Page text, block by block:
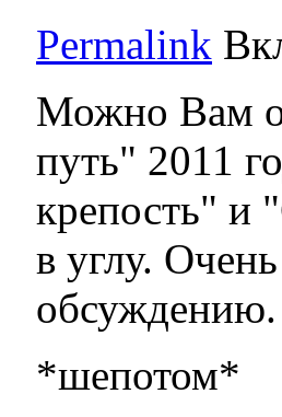
Permalink
Можно Вам
путь" 2011
крепость" и
в углу.
обсуждению.
*шепотом*